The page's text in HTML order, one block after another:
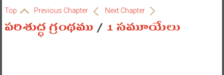
Top Previous Chapter Next Chapter
పరిశుద్ధ గ్రంథము/1 సమూయేలు